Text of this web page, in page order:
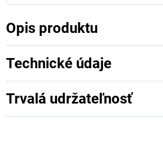
Opis produktu
Technické údaje
Trvalá udržateľnosť